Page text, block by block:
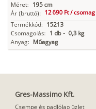
Méret: 195 cm
Ár (bruttó): 12 690 Ft /csomag
Termékkód: 15213
Csomagolás: 1 db - 0,3 kg
Anyag: Műagyag
Gres-Massimo Kft.
Csempe és padlólap üzlet